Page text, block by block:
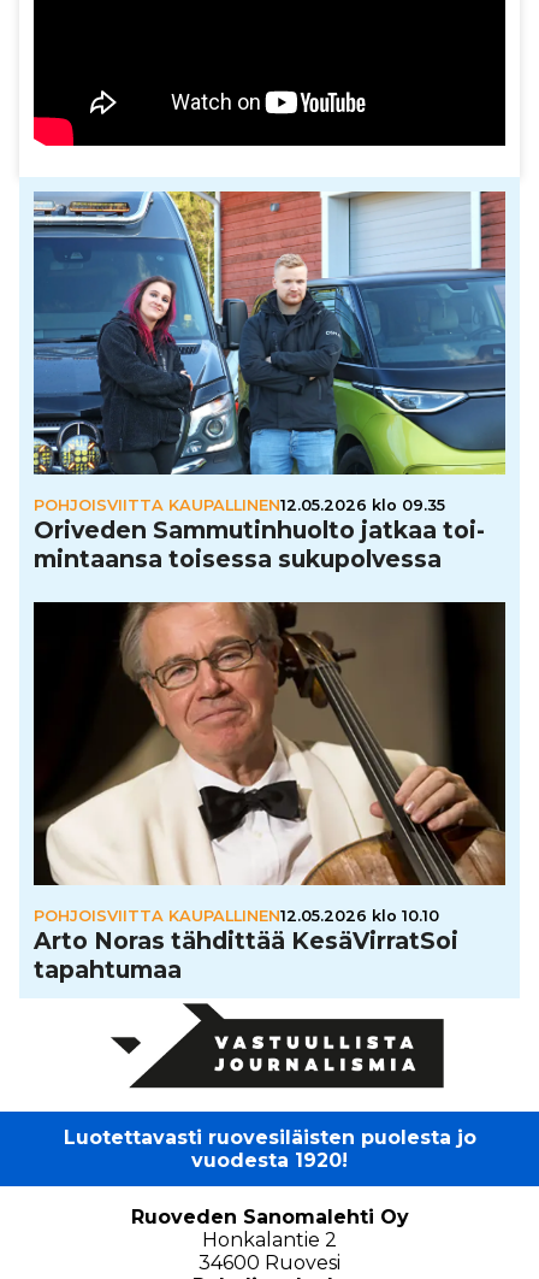
POHJOISVIITTA KAUPALLINEN12.05.2026 klo 09.35
Oriveden Sam­mu­tin­huolto jatkaa toi­
min­taansa toisessa suku­pol­vessa
POHJOISVIITTA KAUPALLINEN12.05.2026 klo 10.10
Arto Noras tähdittää Kesä­Vir­rat­Soi
tapah­tu­maa
Luotettavasti ruovesiläisten puolesta jo
vuodesta 1920!
Ruoveden Sanomalehti Oy
Honkalantie 2
34600 Ruovesi